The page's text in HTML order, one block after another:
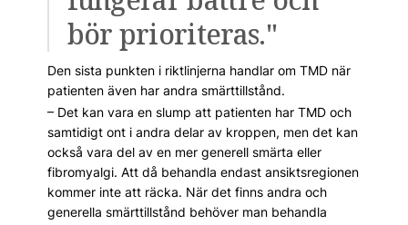
bör prioriteras."
Den sista punkten i riktlinjerna handlar om TMD när
patienten även har andra smärttillstånd.
– Det kan vara en slump att patienten har TMD och
samtidigt ont i andra delar av kroppen, men det kan
också vara del av en mer generell smärta eller
fibromyalgi. Att då behandla endast ansiktsregionen
kommer inte att räcka. När det finns andra och
generella smärttillstånd behöver man behandla